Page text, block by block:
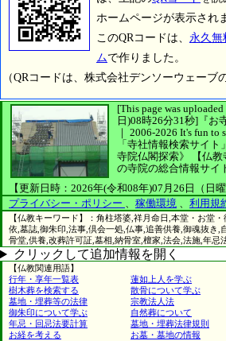
ホームページが表示され
このQRコードは、 永久無
ムで作りました。
（QRコードは、株式会社デンソーウェーブ
[This page was
日)08時26分31秒] 『お
｜ 2006-2026 It's fun to
「寺社情報検索サイト」
寺院仏閣探索》
【仏
の寺院の総合情報サイ
【更新日時：2026年(令和08年)07月26日（日
プライバシー・ポリシー 、 稼働環境 、 利用規
【仏教キーワード】：角柱塔婆,祥月命日,本堂・お堂
依,墓誌,御朱印,法事,倶会一処,仏事,追善供養,御魂抜き,
骨堂,供養,改葬許可証,墓相,納骨室,檀家,法会,法施,年忌
クリックして追加情報を開く
【仏教関連用語】
行年・享年一覧表
蓮如上人を学ぶ
樹木葬を検索する
散骨について学ぶ
墓地・埋葬等の法律
宗教法人法
御朱印について学ぶ
自然葬について
年忌・回忌法要計算
墓地・埋葬法律規則
お経を考える
お墓・墓地の情報